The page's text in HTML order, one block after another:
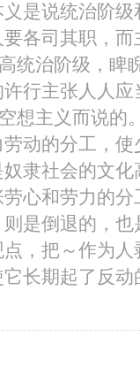
是说统治阶
各司其职，
统治阶级，睥
行主张人人
想主义而说的
动的分工，
隶社会的文
心和劳力的
是倒退的，
，把～作为
长期起了反动